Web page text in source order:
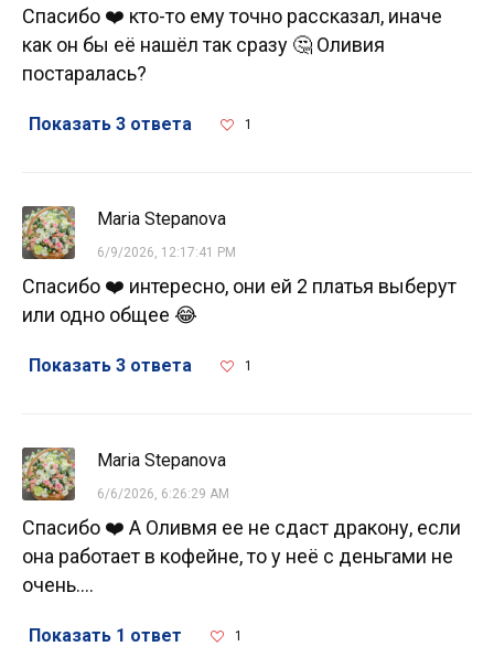
Спасибо ❤️ кто-то ему точно рассказал, иначе
как он бы её нашёл так сразу 🤔 Оливия
постаралась?
Показать 3 ответа 1
Maria Stepanova
6/9/2026, 12:17:41 PM
Спасибо ❤️ интересно, они ей 2 платья выберут
или одно общее 😂
Показать 3 ответа 1
Maria Stepanova
6/6/2026, 6:26:29 AM
Спасибо ❤️ А Оливмя ее не сдаст дракону, если
она работает в кофейне, то у неё с деньгами не
очень....
Показать 1 ответ 1